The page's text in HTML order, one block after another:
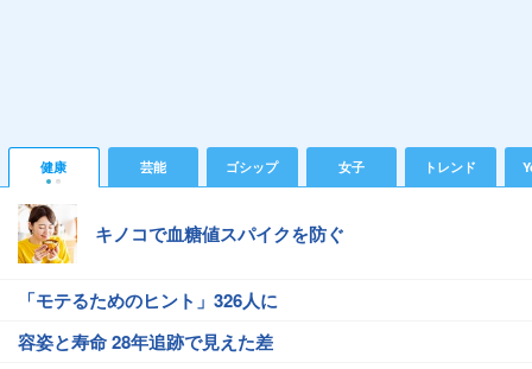
健康 芸能 ゴシップ 女子 トレンド
キノコで血糖値スパイクを防ぐ
「モテるためのヒント」326人に
容姿と寿命 28年追跡で見えた差